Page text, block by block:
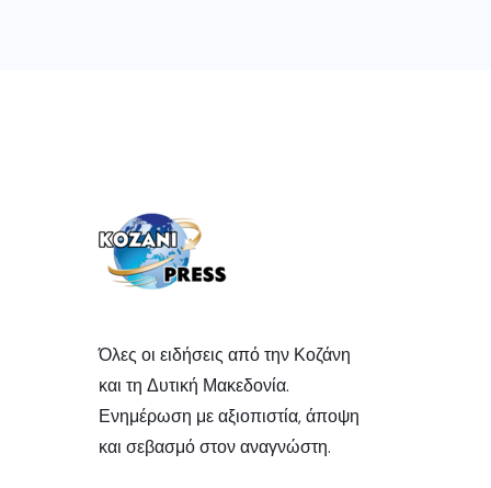
Όλες οι ειδήσεις από την Κοζάνη
και τη Δυτική Μακεδονία.
Ενημέρωση με αξιοπιστία, άποψη
και σεβασμό στον αναγνώστη.